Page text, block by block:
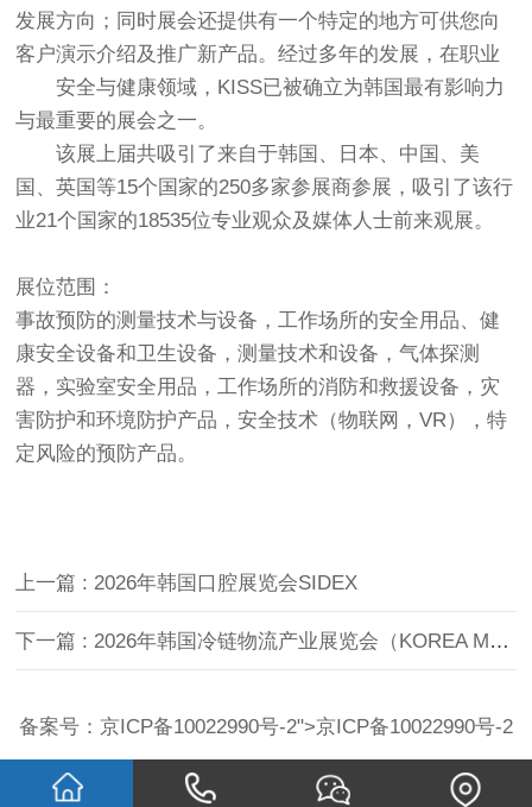
发展方向；同时展会还提供有一个特定的地方可供您向
客户演示介绍及推广新产品。经过多年的发展，在职业
安全与健康领域，KISS已被确立为韩国最有影响力
与最重要的展会之一。
该展上届共吸引了来自于韩国、日本、中国、美
国、英国等15个国家的250多家参展商参展，吸引了该行
业21个国家的18535位专业观众及媒体人士前来观展。
展位范围：
事故预防的测量技术与设备，工作场所的安全用品、健
康安全设备和卫生设备，测量技术和设备，气体探测
器，实验室安全用品，工作场所的消防和救援设备，灾
害防护和环境防护产品，安全技术（物联网，VR），特
定风险的预防产品。
上一篇 : 2026年韩国口腔展览会SIDEX
下一篇 : 2026年韩国冷链物流产业展览会（KOREA MAT）
备案号： 京ICP备10022990号-2">京ICP备10022990号-2